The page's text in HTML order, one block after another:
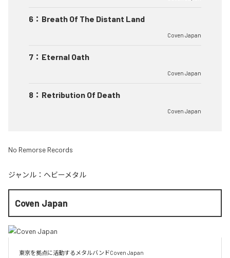
6 ： Breath Of The Distant Land
Coven Japan
7 ： Eternal Oath
Coven Japan
8 ： Retribution Of Death
Coven Japan
No Remorse Records
ジャンル： ヘビーメタル
Coven Japan
東京を拠点に活動するメタルバンドCoven Japan